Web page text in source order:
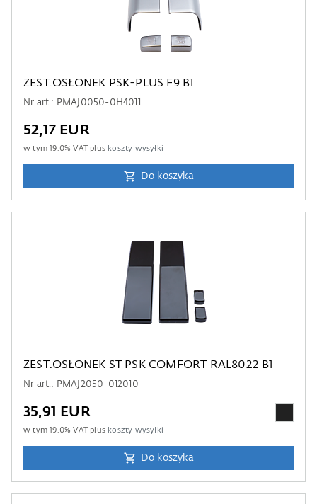
ZEST.OSŁONEK PSK-PLUS F9 B1
Nr art.: PMAJ0050-0H4011
52,17 EUR
w tym19.0% VAT plus koszty wysyłki
Do koszyka
ZEST.OSŁONEK ST PSK COMFORT RAL8022 B1
Nr art.: PMAJ2050-012010
35,91 EUR
w tym19.0% VAT plus koszty wysyłki
Do koszyka